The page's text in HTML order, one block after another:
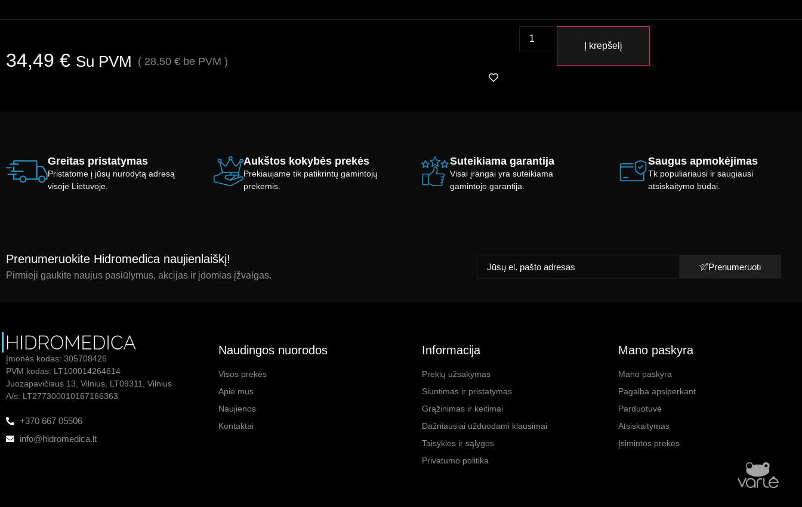
34,49 € Su PVM ( 28,50 € be PVM )
Į krepšelį
Greitas pristatymas
Pristatome į jūsų nurodytą adresą
visoje Lietuvoje.
Aukštos kokybės prekės
Prekiaujame tik patikrintų gamintojų
prekėmis.
Suteikiama garantija
Visai įrangai yra suteikiama
gamintojo garantija.
Saugus apmokėjimas
Tk populiariausi ir saugiausi
atsiskaitymo būdai.
Prenumeruokite Hidromedica naujienlaiškį!
Pirmieji gaukite naujus pasiūlymus, akcijas ir įdomias įžvalgas.
Prenumeruoti
Įmonės kodas: 305708426
PVM kodas: LT100014264614
Juozapavičiaus 13, Vilnius, LT09311, Vilnius
A/s: LT277300010167166363
+370 667 05506
info@hidromedica.lt
Naudingos nuorodos
Visos prekės
Apie mus
Naujienos
Kontaktai
Informacija
Prekių užsakymas
Siuntimas ir pristatymas
Grąžinimas ir keitimai
Dažniausiai užduodami klausimai
Taisyklės ir sąlygos
Privatumo politika
Mano paskyra
Mano paskyra
Pagalba apsiperkant
Parduotuvė
Atsiskaitymas
Įsimintos prekės